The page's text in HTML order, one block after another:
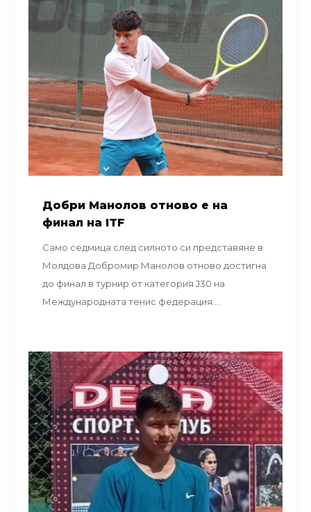
Добри Манолов отново е на
финал на ITF
Само седмица след силното си представяне в
Молдова Добромир Манолов отново достигна
до финал в турнир от категория J30 на
Международната тенис федерация....